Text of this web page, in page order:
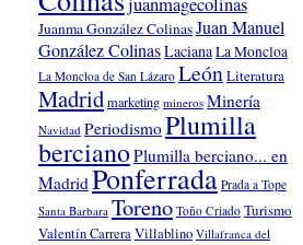
Juanma González ColinasJuan Manuel
González ColinasLacianaLa Moncloa
La Moncloa de San Lázaro LeónLiteratura
Madridmarketing mineros Minería
Navidad PeriodismoPlumilla
bercianoPlumilla berciano... en
MadridPonferrada Prada a Tope
Santa Barbara Toreno Toño Criado Turismo
Valentín CarreraVillablino Villafranca del